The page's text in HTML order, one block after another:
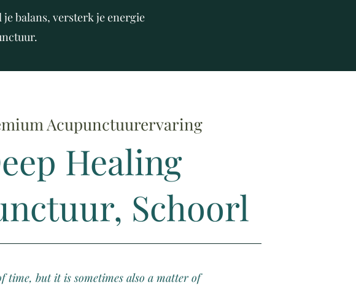
balans, versterk je energie
Acupunctuurervaring
Healing
Schoorl
time, but it is sometimes also a matter of